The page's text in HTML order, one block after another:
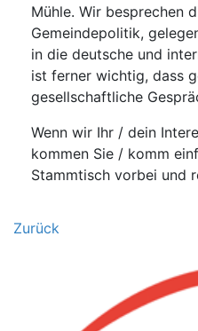
Mühle. Wir besprechen
Gemeindepolitik,
in die deutsche und
ist ferner wichtig, dass
gesellschaftliche
Wenn wir Ihr / dein
kommen Sie / komm
Stammtisch vorbei und
Zurück